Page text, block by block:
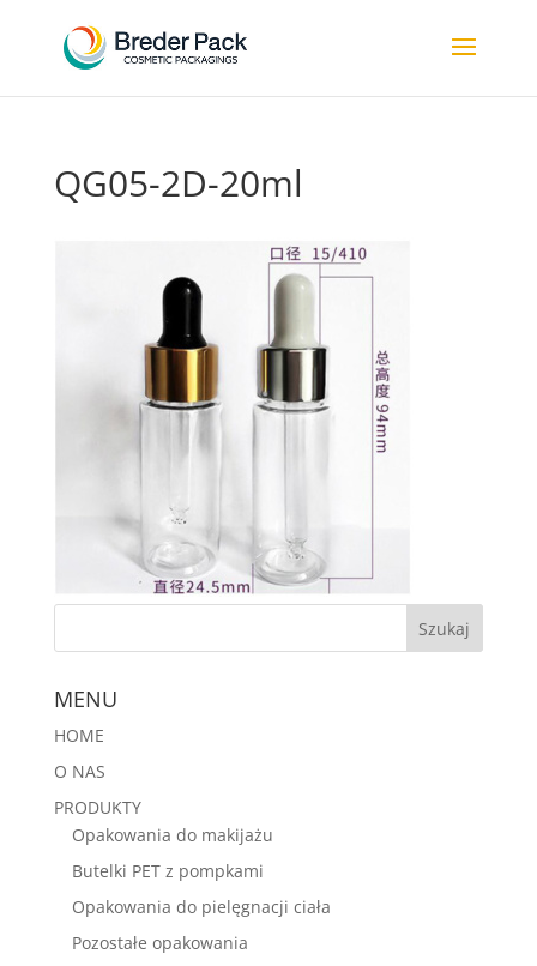
QG05-2D-20ml
MENU
HOME
O NAS
PRODUKTY
Opakowania do makijażu
Butelki PET z pompkami
Opakowania do pielęgnacji ciała
Pozostałe opakowania